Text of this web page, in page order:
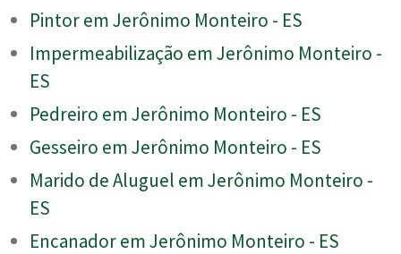
Pintor em Jerônimo Monteiro - ES
Impermeabilização em Jerônimo Monteiro -
ES
Pedreiro em Jerônimo Monteiro - ES
Gesseiro em Jerônimo Monteiro - ES
Marido de Aluguel em Jerônimo Monteiro -
ES
Encanador em Jerônimo Monteiro - ES